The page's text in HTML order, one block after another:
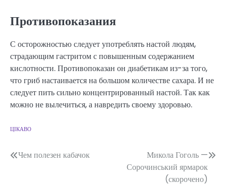
Противопоказания
С осторожностью следует употреблять настой людям,
страдающим гастритом с повышенным содержанием
кислотности. Противопоказан он диабетикам из-за того,
что гриб настаивается на большом количестве сахара. И не
следует пить сильно концентрированный настой. Так как
можно не вылечиться, а навредить своему здоровью.
ЦІКАВО
Навігація
Чем полезен кабачок
Микола Гоголь —
Сорочинський ярмарок
(скорочено)